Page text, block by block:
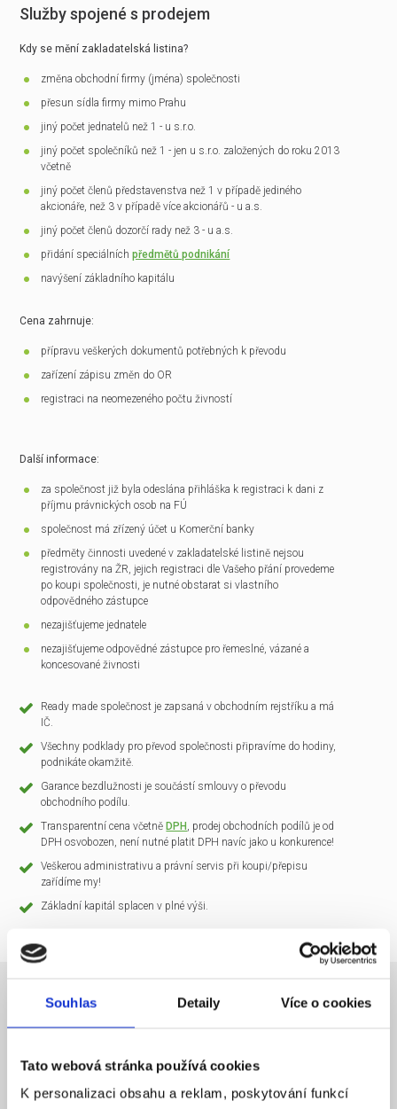
Souhlas Detaily Více o cookies
Tato webová stránka používá cookies
K personalizaci obsahu a reklam, poskytování funkcí
Služby spojené s prodejem
Kdy se mění zakladatelská listina?
změna obchodní firmy (jména) společnosti
přesun sídla firmy mimo Prahu
jiný počet jednatelů než 1 - u s.r.o.
jiný počet společníků než 1 - jen u s.r.o. založených do roku 2013
včetně
jiný počet členů představenstva než 1 v případě jediného
akcionáře, než 3 v případě více akcionářů - u a.s.
jiný počet členů dozorčí rady než 3 - u a.s.
přidání speciálníchpředmětů podnikání
navýšení základního kapitálu
Cena zahrnuje:
přípravu veškerých dokumentů potřebných k převodu
zařízení zápisu změn do OR
registraci na neomezeného počtu živností
Další informace:
za společnost již byla odeslána přihláška k registraci k dani z
příjmu právnických osob na FÚ
společnost má zřízený účet u Komerční banky
předměty činnosti uvedené v zakladatelské listině nejsou
registrovány na ŽR, jejich registraci dle Vašeho přání provedeme
po koupi společnosti, je nutné obstarat si vlastního
odpovědného zástupce
nezajišťujeme jednatele
nezajišťujeme odpovědné zástupce pro řemeslné, vázané a
koncesované živnosti
Ready made společnost je zapsaná v obchodním rejstříku a má
IČ.
Všechny podklady pro převod společnosti připravíme do hodiny,
podnikáte okamžitě.
Garance bezdlužnosti je součástí smlouvy o převodu
obchodního podílu.
Transparentní cena včetně DPH , prodej obchodních podílů je od
DPH osvobozen, není nutné platit DPH navíc jako u konkurence!
Veškerou administrativu a právní servis při koupi/přepisu
zařídíme my!
Základní kapitál splacen v plné výši.
KAPITÁL
SÍDLO Praha 1